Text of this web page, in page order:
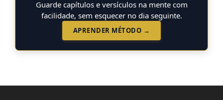
Guarde capítulos e versículos na mente com
facilidade, sem esquecer no dia seguinte.
APRENDER MÉTODO →